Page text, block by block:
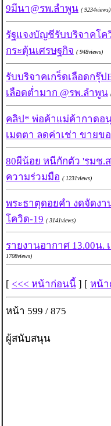
9มีนา@รพ.ลำพูน ( 9234views)
รัฐแจงบัญชีรับบริจาคโค
กระตุ้นเศรษฐกิจ ( 948views)
รับบริจาคเกร็ดเลือดกรุ๊
เลือดต่ำมาก @รพ.ลำพูน
คลิป* พ่อค้าแม่ค้ากาดอ
เมตตา ลดค่าเช่า ขายขอ
80ผีน้อย หนีกักตัว 'รมช.
ความร่วมมือ ( 1231views)
พระธาตุดอยคำ งดจัดงา
โควิด-19 ( 3141views)
รายงานอากาศ 13.00น.
1708views)
[ <<< หน้าก่อนนี้ ] [ หน้า
หน้า 599 / 875
ผู้สนับสนุน